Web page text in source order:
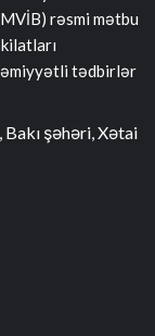
rəsmi mətbu
tədbirlər
şəhəri, Xətai